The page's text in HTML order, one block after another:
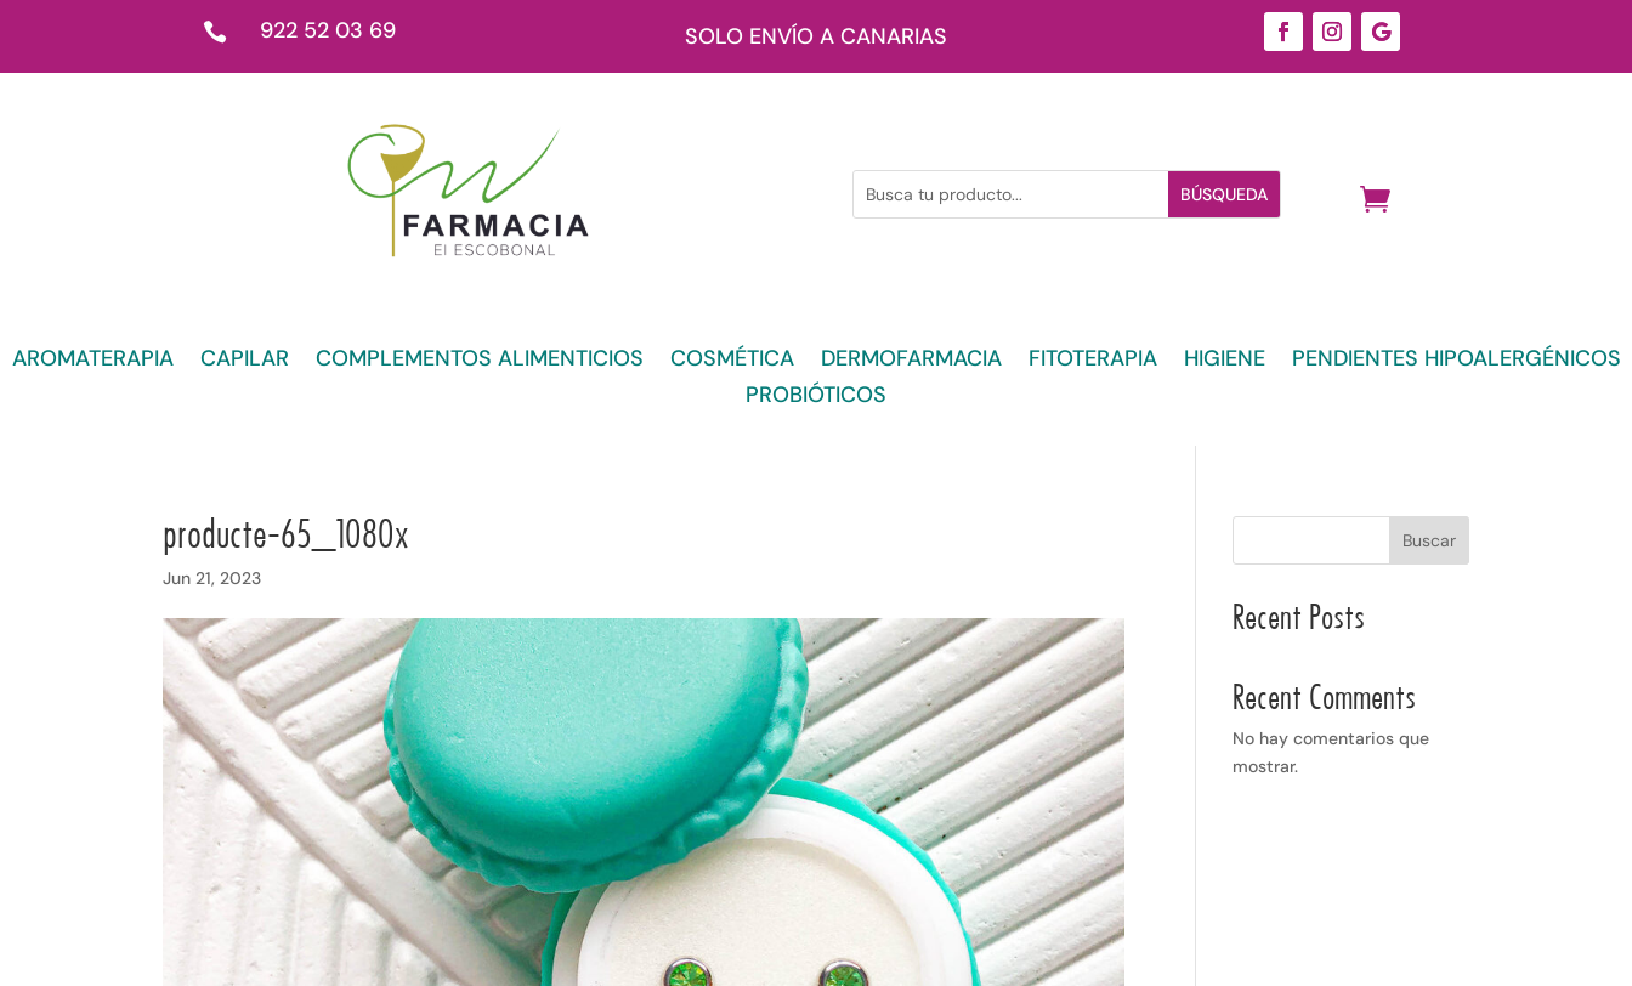
 922 52 03 69 SOLO ENVÍO A CANARIAS
AROMATERAPIA CAPILAR COMPLEMENTOS ALIMENTICIOS COSMÉTICA DERMOFARMACIA FITOTERAPIA HIGIENE
PENDIENTES HIPOALERGÉNICOS
PROBIÓTICOS
producte-65_1080x
Jun 21, 2023
Buscar
Recent Posts
Recent Comments
No hay comentarios que
mostrar.